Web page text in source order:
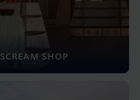
SCREAM SHOP